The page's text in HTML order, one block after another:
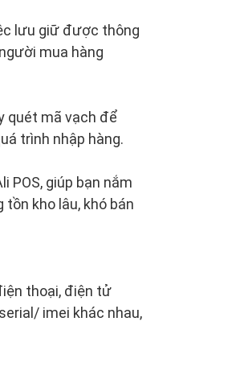
lưu giữ được thông
mua hàng
quét mã vạch để
trình nhập hàng.
POS, giúp bạn nắm
kho lâu, khó bán
thoại, điện tử
imei khác nhau,